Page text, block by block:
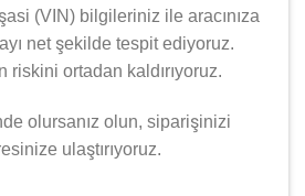
(VIN) bilgileriniz ile aracınıza
net şekilde tespit ediyoruz.
riskini ortadan kaldırıyoruz.
olursanız olun, siparişinizi
ulaştırıyoruz.